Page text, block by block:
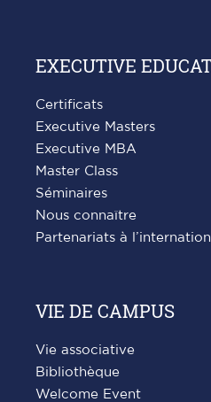
EXECUTIVE
Certificats
Executive Masters
Executive MBA
Master Class
Séminaires
Nous connaître
Partenariats à
VIE DE CAMPUS
Vie associative
Bibliothèque
Welcome Event